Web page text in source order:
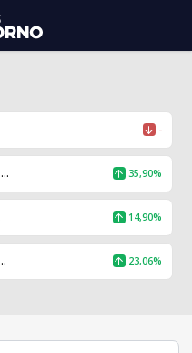
-
35,90%
14,90%
23,06%